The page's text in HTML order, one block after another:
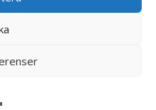
jag skriver en